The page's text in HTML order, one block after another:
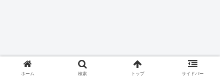
ホーム 検索 トップ サイドバー